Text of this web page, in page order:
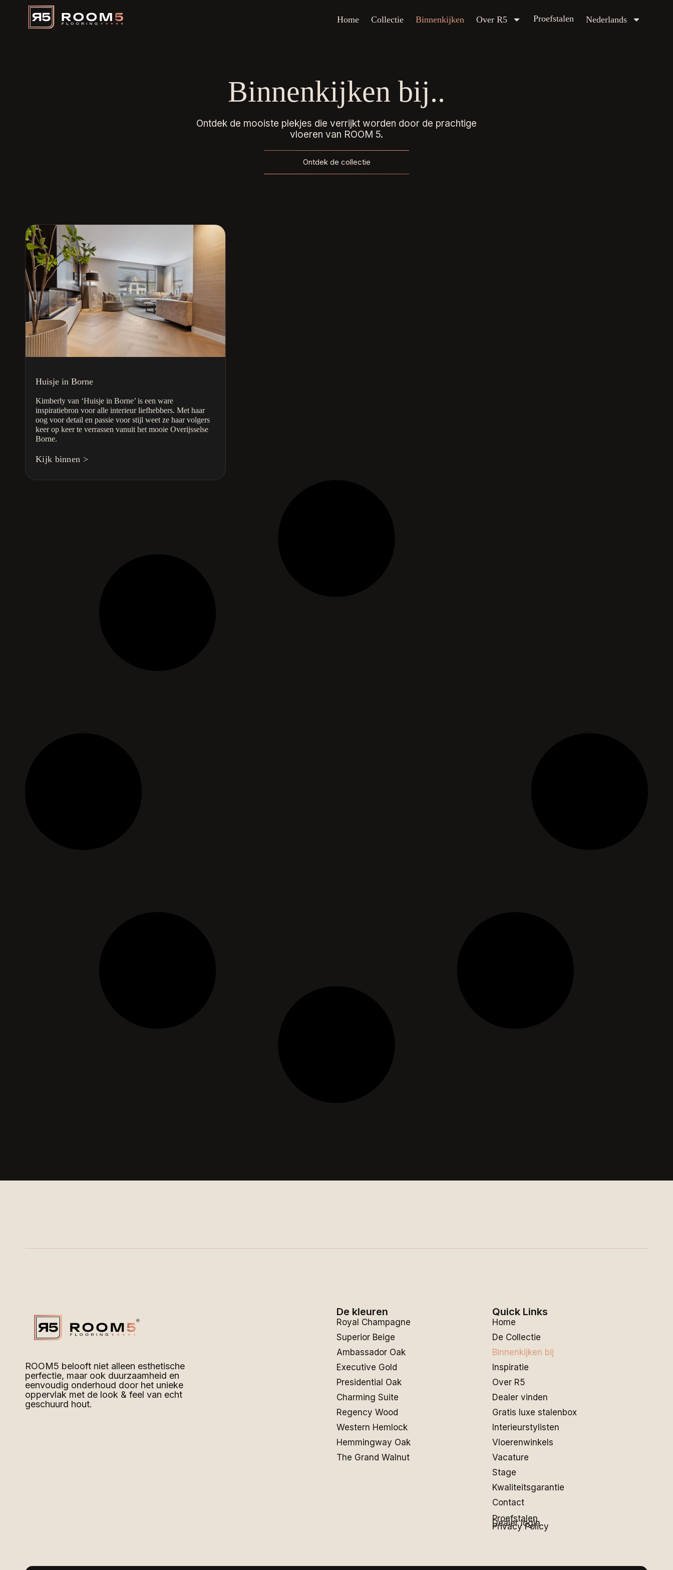
Home Collectie Binnenkijken Over R5 Proefstalen Nederlands
Collectie Binnenkijken Over R5 Proefstalen Nederlands
Binnenkijken bij..
Ontdek de mooiste plekjes die verrijkt worden door de prachtige
vloeren van ROOM 5.
Ontdek de collectie
Huisje in Borne
Kimberly van ‘Huisje in Borne’ is een ware
inspiratiebron voor alle interieur liefhebbers. Met haar
oog voor detail en passie voor stijl weet ze haar volgers
keer op keer te verrassen vanuit het mooie Overijsselse
Borne.
Kijk binnen >
ROOM5 belooft niet alleen esthetische
perfectie, maar ook duurzaamheid en
eenvoudig onderhoud door het unieke
oppervlak met de look & feel van echt
geschuurd hout.
De kleuren
Royal Champagne
Superior Beige
Ambassador Oak
Executive Gold
Presidential Oak
Charming Suite
Regency Wood
Western Hemlock
Hemmingway Oak
The Grand Walnut
Quick Links
Home
De Collectie
Binnenkijken bij
Inspiratie
Over R5
Dealer vinden
Gratis luxe stalenbox
Interieurstylisten
Vloerenwinkels
Vacature
Stage
Kwaliteitsgarantie
Contact
Proefstalen
Dealer login
Privacy Policy